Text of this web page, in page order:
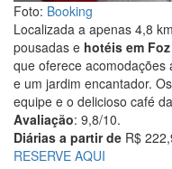
Foto: Booking
Localizada a apenas 4,8
pousadas e hotéis em
que oferece acomodações
e um jardim encantador.
equipe e o delicioso café
Avaliação: 9,8/10.
Diárias a partir de R$
RESERVE AQUI